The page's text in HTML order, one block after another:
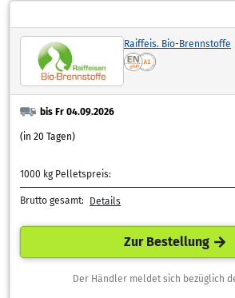
Raiffeis. Bio-Brennstoffe
bis Fr 04.09.2026
(in 20 Tagen)
1000 kg Pelletspreis:
Brutto gesamt: Details
Zur Bestellung
Der Händler meldet sich bezüglich